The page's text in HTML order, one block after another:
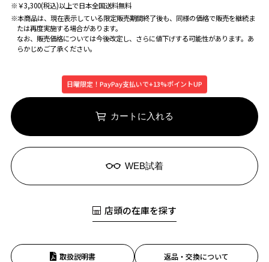
※￥3,300(税込)以上で日本全国送料無料
※本商品は、現在表示している限定販売期間終了後も、同様の価格で販売を継続ま
たは再度実施する場合があります。
なお、販売価格については今後改定し、さらに値下げする可能性があります。あ
らかじめご了承ください。
日曜限定！PayPay支払いで+13%ポイントUP
カートに入れる
WEB試着
店頭の在庫を探す
取扱説明書 返品・交換について